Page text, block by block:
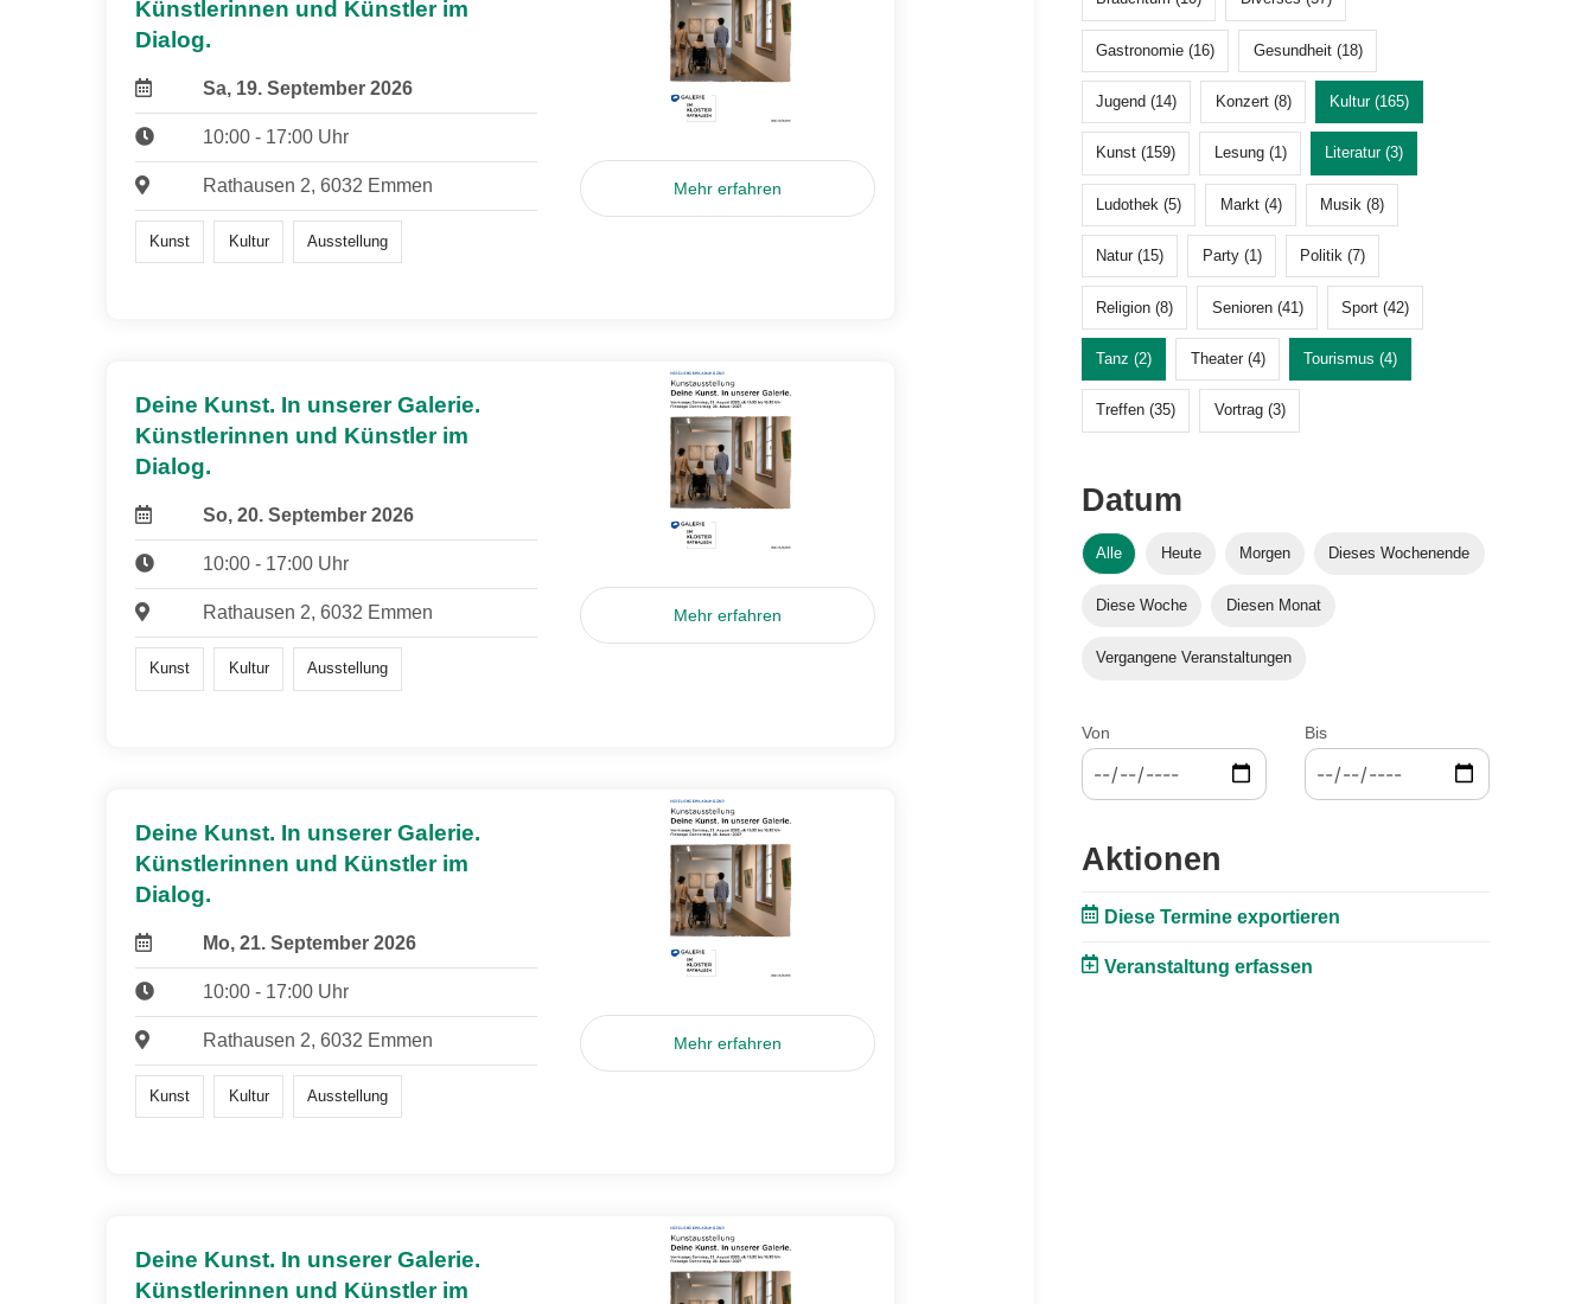
Künstlerinnen und Künstler im
Dialog.
Sa, 19. September 2026
10:00 - 17:00 Uhr
Rathausen 2, 6032 Emmen
Kunst Kultur Ausstellung
Mehr erfahren
Deine Kunst. In unserer Galerie.
Künstlerinnen und Künstler im
Dialog.
So, 20. September 2026
10:00 - 17:00 Uhr
Rathausen 2, 6032 Emmen
Kunst Kultur Ausstellung
Mehr erfahren
Deine Kunst. In unserer Galerie.
Künstlerinnen und Künstler im
Dialog.
Mo, 21. September 2026
10:00 - 17:00 Uhr
Rathausen 2, 6032 Emmen
Kunst Kultur Ausstellung
Mehr erfahren
Deine Kunst. In unserer Galerie.
Künstlerinnen und Künstler im
Gastronomie (16) Gesundheit (18)
Jugend (14) Konzert (8) Kultur (165)
Kunst (159) Lesung (1) Literatur (3)
Ludothek (5) Markt (4) Musik (8)
Natur (15) Party (1) Politik (7)
Religion (8) Senioren (41) Sport (42)
Tanz (2) Theater (4) Tourismus (4)
Treffen (35) Vortrag (3)
Datum
Alle Heute Morgen Dieses Wochenende
Diese Woche Diesen Monat
Vergangene Veranstaltungen
Von Bis
Aktionen
Diese Termine exportieren
Veranstaltung erfassen